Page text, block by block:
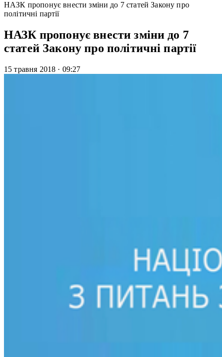
НАЗК пропонує внести зміни до 7 статей Закону про
політичні партії
НАЗК пропонує внести зміни до 7
статей Закону про політичні партії
15 травня 2018 · 09:27